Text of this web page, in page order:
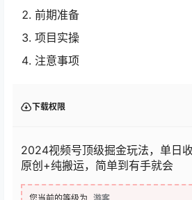
前期准备
项目实操
注意事项
下载权限
2024视频号顶级掘金玩法，单日
原创+纯搬运，简单到有手就会